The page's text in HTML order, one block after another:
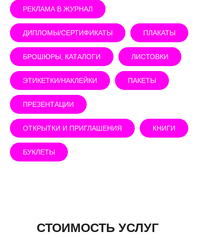
РЕКЛАМА В ЖУРНАЛ
ДИПЛОМЫ/СЕРТИФИКАТЫ ПЛАКАТЫ
БРОШЮРЫ, КАТАЛОГИ ЛИСТОВКИ
ЭТИКЕТКИ/НАКЛЕЙКИ ПАКЕТЫ
ПРЕЗЕНТАЦИИ
ОТКРЫТКИ И ПРИГЛАШЕНИЯ КНИГИ
БУКЛЕТЫ
СТОИМОСТЬ УСЛУГ